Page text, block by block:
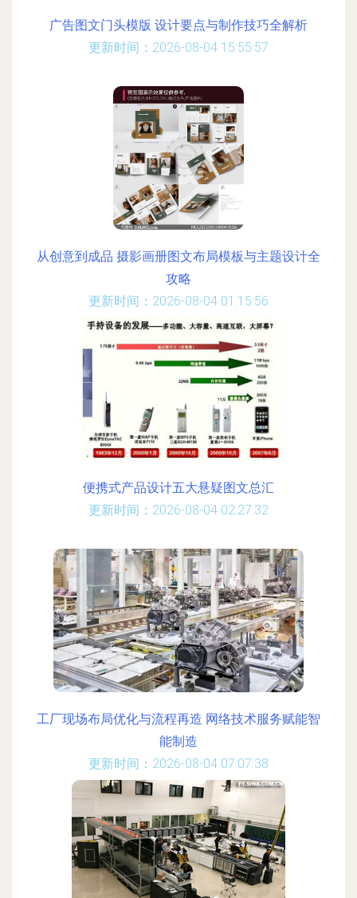
广告图文门头模版 设计要点与制作技巧全解析
更新时间：2026-08-04 15:55:57
从创意到成品 摄影画册图文布局模板与主题设计全
攻略
更新时间：2026-08-04 01:15:56
便携式产品设计五大悬疑图文总汇
更新时间：2026-08-04 02:27:32
工厂现场布局优化与流程再造 网络技术服务赋能智
能制造
更新时间：2026-08-04 07:07:38